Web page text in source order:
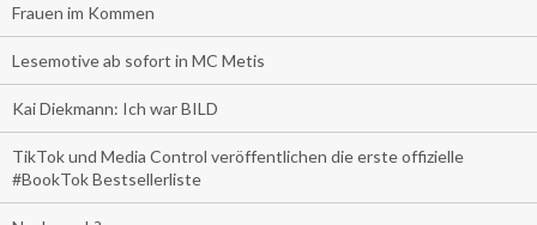
Frauen im Kommen
Lesemotive ab sofort in MC Metis
Kai Diekmann: Ich war BILD
TikTok und Media Control veröffentlichen die erste offizielle
#BookTok Bestsellerliste